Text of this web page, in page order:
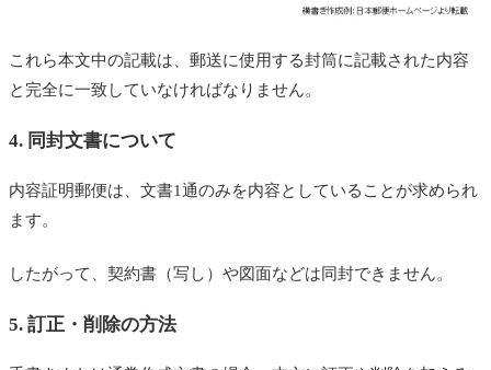
これら本文中の記載は、郵送に使用する封筒に記載された内容
と完全に一致していなければなりません。
4. 同封文書について
内容証明郵便は、文書1通のみを内容としていることが求められ
ます。
したがって、契約書（写し）や図面などは同封できません。
5. 訂正・削除の方法